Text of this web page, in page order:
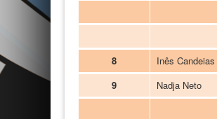
8
Inês Candeias
9
Nadja Neto